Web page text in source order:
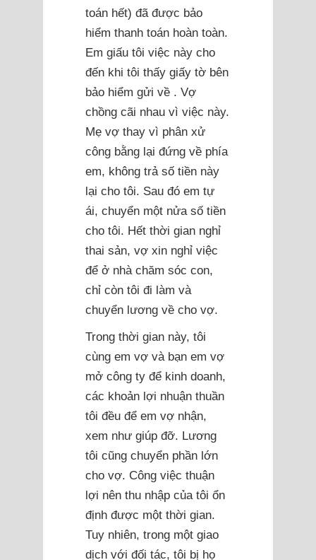
toán hết) đã được bảo
hiểm thanh toán hoàn toàn.
Em giấu tôi việc này cho
đến khi tôi thấy giấy tờ bên
bảo hiểm gửi về . Vợ
chồng cãi nhau vì việc này.
Mẹ vợ thay vì phân xử
công bằng lại đứng về phía
em, không trả số tiền này
lại cho tôi. Sau đó em tự
ái, chuyển một nửa số tiền
cho tôi. Hết thời gian nghỉ
thai sản, vợ xin nghỉ việc
để ở nhà chăm sóc con,
chỉ còn tôi đi làm và
chuyển lương về cho vợ.
Trong thời gian này, tôi
cùng em vợ và bạn em vợ
mở công ty để kinh doanh,
các khoản lợi nhuận thuần
tôi đều để em vợ nhận,
xem như giúp đỡ. Lương
tôi cũng chuyển phần lớn
cho vợ. Công việc thuận
lợi nên thu nhập của tôi ổn
định được một thời gian.
Tuy nhiên, trong một giao
dịch với đối tác, tôi bị họ